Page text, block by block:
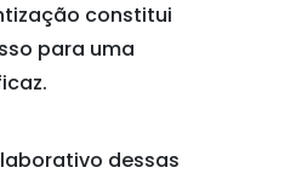
constitui
para uma
dessas